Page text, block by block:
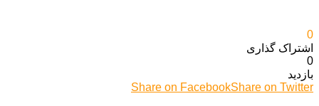
0
اشتراک گذاری‌
0
بازدید
Share on FacebookShare on Twitter